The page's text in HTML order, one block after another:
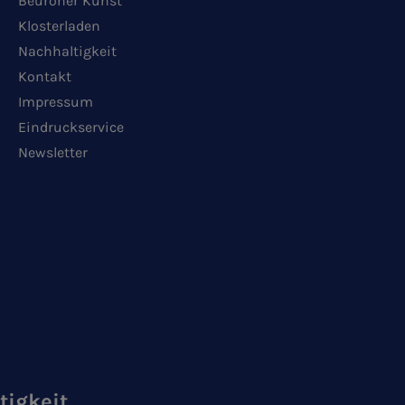
Klosterladen
Nachhaltigkeit
Kontakt
Impressum
Eindruckservice
Newsletter